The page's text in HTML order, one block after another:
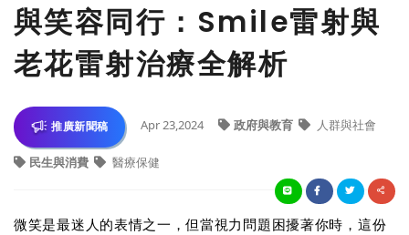
與笑容同行：Smile雷射與
老花雷射治療全解析
推廣新聞稿 Apr 23,2024 政府與教育 人群與社會
民生與消費 醫療保健
微笑是最迷人的表情之一，但當視力問題困擾著你時，這份